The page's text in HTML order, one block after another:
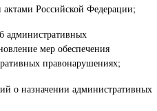
Российской Федерации;
административных
мер обеспечения
правонарушениях;
о назначении административных